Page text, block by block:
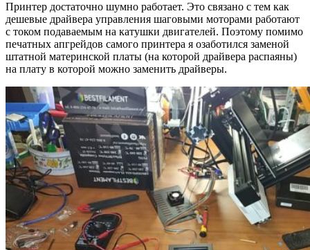
Принтер достаточно шумно работает. Это связано с тем как
дешевые драйвера управления шаговыми моторами работают
с током подаваемым на катушки двигателей. Поэтому помимо
печатных апгрейдов самого принтера я озаботился заменой
штатной материнской платы (на которой драйвера распаяны)
на плату в которой можно заменить драйверы.